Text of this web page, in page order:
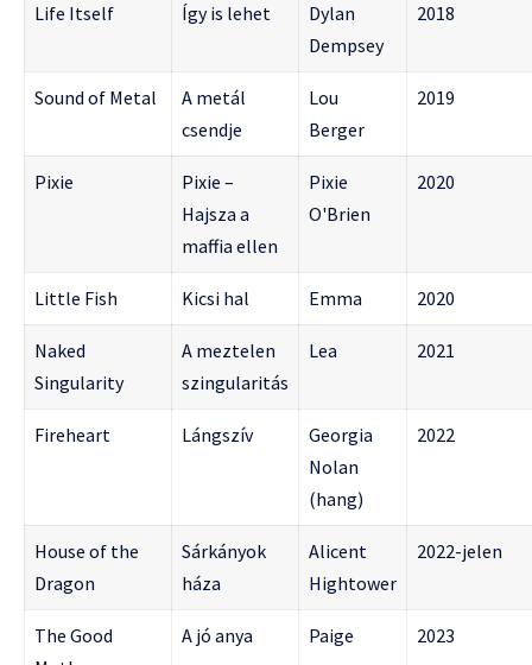
Life Itself Így is lehet
Dylan
Dempsey
2018
Sound of Metal
A metál
csendje
Lou
Berger
2019
Pixie
Pixie –
Hajsza a
maffia ellen
Pixie
O'Brien
2020
Little Fish Kicsi hal Emma 2020
Naked
Singularity
A meztelen
szingularitás
Lea 2021
Fireheart Lángszív
Georgia
Nolan
(hang)
2022
House of the
Dragon
Sárkányok
háza
Alicent
Hightower
2022-jelen
The Good
A jó anya Paige 2023